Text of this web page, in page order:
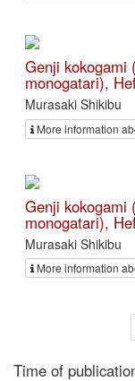
Genji kokogami
monogatari),
Murasaki Shikibu
More information
Genji kokogami
monogatari),
Murasaki Shikibu
More information
Time of